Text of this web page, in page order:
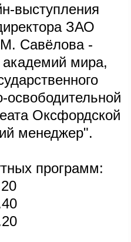
выступления
ЗАО
Савёлова -
мира,
освободительной
Оксфордской
менеджер".
программ: